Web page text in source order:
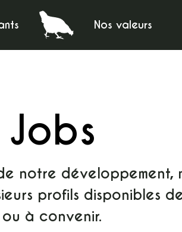
Nos valeurs
Jobs
notre développement,
profils disponibles
ou à convenir.